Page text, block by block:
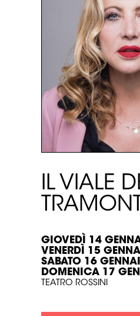
IL VIALE
GIOVEDÌ 14
VENERDÌ 15
SABATO 16
DOMENICA 17
TEATRO ROSSINI